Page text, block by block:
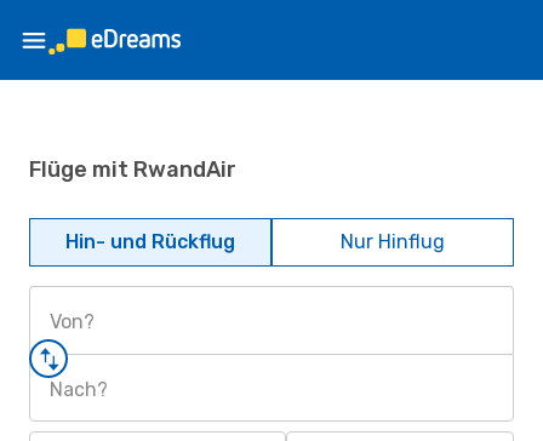
Flüge mit RwandAir
Hin- und Rückflug Nur Hinflug
Von?
Nach?